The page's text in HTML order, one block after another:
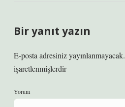
Bir yanıt yazın
E-posta adresiniz yayınlanmayacak.
işaretlenmişlerdir
Yorum